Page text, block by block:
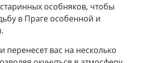
особняков, чтобы
в Праге особенной и
перенесет вас на несколько